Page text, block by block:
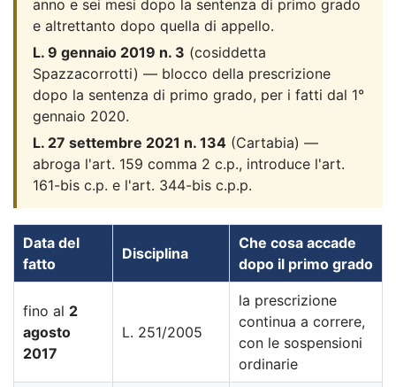
anno e sei mesi dopo la sentenza di primo grado
e altrettanto dopo quella di appello.
L. 9 gennaio 2019 n. 3 (cosiddetta
Spazzacorrotti) — blocco della prescrizione
dopo la sentenza di primo grado, per i fatti dal 1°
gennaio 2020.
L. 27 settembre 2021 n. 134 (Cartabia) —
abroga l'art. 159 comma 2 c.p., introduce l'art.
161-bis c.p. e l'art. 344-bis c.p.p.
Data del
fatto
Disciplina
Che cosa accade
dopo il primo grado
fino al 2
agosto
2017
L. 251/2005
la prescrizione
continua a correre,
con le sospensioni
ordinarie